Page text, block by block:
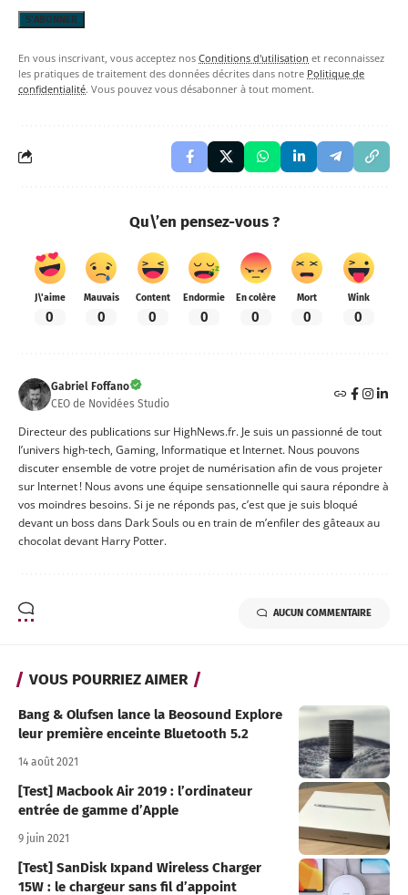
En vous inscrivant, vous acceptez nos Conditions d'utilisation et reconnaissez
les pratiques de traitement des données décrites dans notre Politique de
confidentialité. Vous pouvez vous désabonner à tout moment.
Qu\’en pensez-vous ?
J\'aime
0
Mauvais
0
Content
0
Endormie
0
En colère
0
Mort
0
Wink
0
Gabriel Foffano
CEO de Novidées Studio
Directeur des publications sur HighNews.fr. Je suis un passionné de tout
l’univers high-tech, Gaming, Informatique et Internet. Nous pouvons
discuter ensemble de votre projet de numérisation afin de vous projeter
sur Internet ! Nous avons une équipe sensationnelle qui saura répondre à
vos moindres besoins. Si je ne réponds pas, c’est que je suis bloqué
devant un boss dans Dark Souls ou en train de m’enfiler des gâteaux au
chocolat devant Harry Potter.
AUCUN COMMENTAIRE
VOUS POURRIEZ AIMER
Bang & Olufsen lance la Beosound Explore
leur première enceinte Bluetooth 5.2
14 août 2021
[Test] Macbook Air 2019 : l’ordinateur
entrée de gamme d’Apple
9 juin 2021
[Test] SanDisk Ixpand Wireless Charger
15W : le chargeur sans fil d’appoint